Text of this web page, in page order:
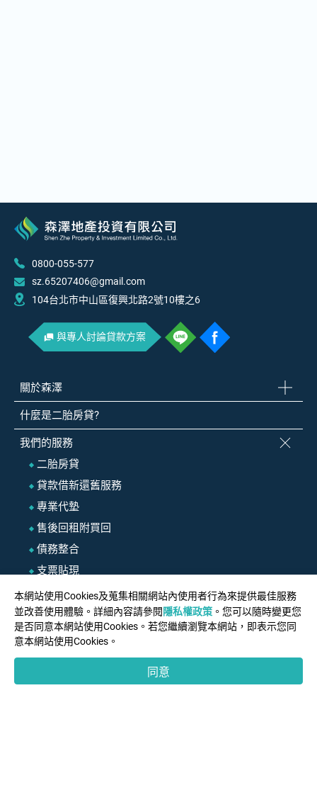
0800-055-577
sz.65207406@gmail.com
104台北市中山區復興北路2號10樓之6
與專人討論貸款方案
關於森澤
什麼是二胎房貸?
我們的服務
二胎房貸
貸款借新還舊服務
專業代墊
售後回租附買回
債務整合
支票貼現
房貸利率試算比較
商業合作
案例分享
本網站使用Cookies及蒐集相關網站內使用者行為來提供最佳服務
並改善使用體驗。詳細內容請參閱 隱私權政策 。您可以隨時變更您
是否同意本網站使用Cookies。若您繼續瀏覽本網站，即表示您同
意本網站使用Cookies。
同意